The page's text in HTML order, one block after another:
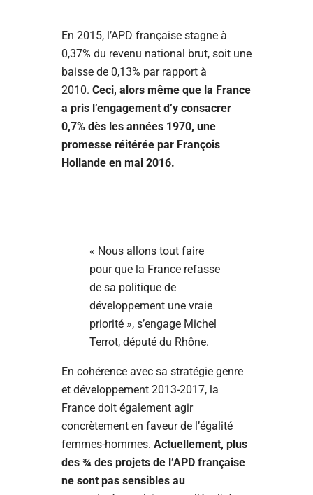
En 2015, l’APD française stagne à
0,37% du revenu national brut, soit une
baisse de 0,13% par rapport à
2010. Ceci, alors même que la France
a pris l’engagement d’y consacrer
0,7% dès les années 1970, une
promesse réitérée par François
Hollande en mai 2016.
« Nous allons tout faire
pour que la France refasse
de sa politique de
développement une vraie
priorité », s’engage Michel
Terrot, député du Rhône.
En cohérence avec sa stratégie genre
et développement 2013-2017, la
France doit également agir
concrètement en faveur de l’égalité
femmes-hommes. Actuellement, plus
des ¾ des projets de l’APD française
ne sont pas sensibles au